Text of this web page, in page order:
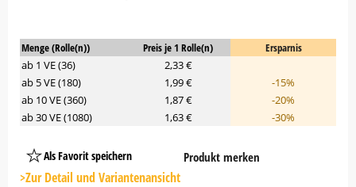
Menge (Rolle(n)) Preis je 1 Rolle(n)
Ersparnis
ab 1 VE (36)
2,33 €
ab 5 VE (180)
1,99 €
-15%
ab 10 VE (360)
1,87 €
-20%
ab 30 VE (1080)
1,63 € -30%
Als Favorit speichern
Platzhalter
Button
Produkt merken
>Zur Detail und Variantenansicht